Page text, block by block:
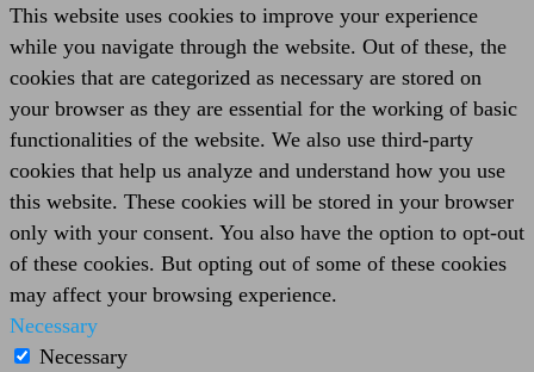
This website uses cookies to improve your experience
while you navigate through the website. Out of these, the
cookies that are categorized as necessary are stored on
your browser as they are essential for the working of basic
functionalities of the website. We also use third-party
cookies that help us analyze and understand how you use
this website. These cookies will be stored in your browser
only with your consent. You also have the option to opt-out
of these cookies. But opting out of some of these cookies
may affect your browsing experience.
Necessary
Necessary